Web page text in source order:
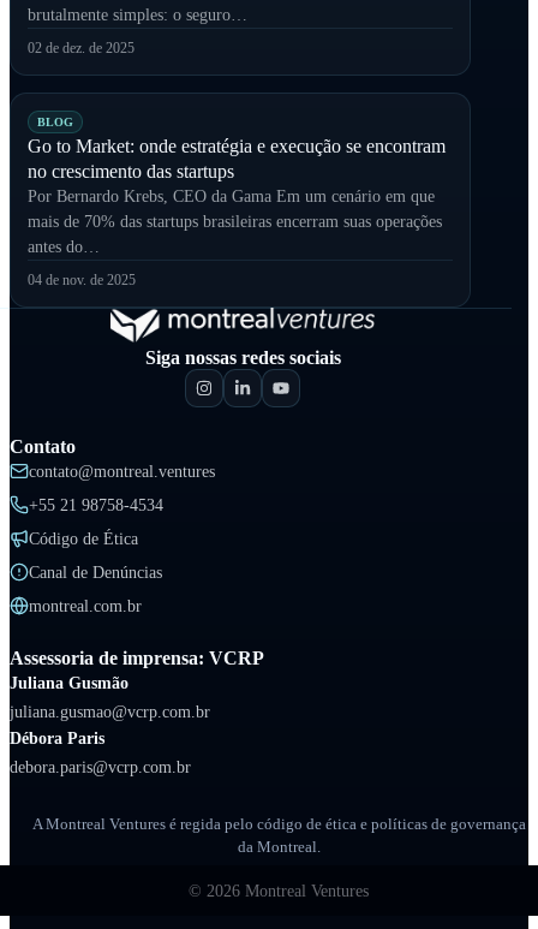
brutalmente simples: o seguro…
02 de dez. de 2025
BLOG
Go to Market: onde estratégia e execução se encontram
no crescimento das startups
Por Bernardo Krebs, CEO da Gama Em um cenário em que
mais de 70% das startups brasileiras encerram suas operações
antes do…
04 de nov. de 2025
Siga nossas redes sociais
Contato
contato@montreal.ventures
+55 21 98758-4534
Código de Ética
Canal de Denúncias
montreal.com.br
Assessoria de imprensa: VCRP
Juliana Gusmão
juliana.gusmao@vcrp.com.br
Débora Paris
debora.paris@vcrp.com.br
A Montreal Ventures é regida pelo código de ética e políticas de governança
da Montreal.
© 2026 Montreal Ventures